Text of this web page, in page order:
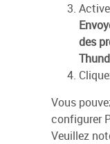
des
Vous
configurer
Veuillez